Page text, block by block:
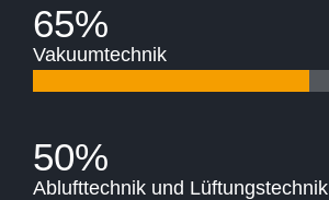
65%
Vakuumtechnik
50%
Ablufttechnik und Lüftungstechnik